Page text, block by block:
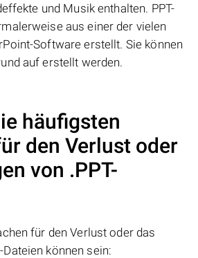
und Musik enthalten. PPT-
aus einer der vielen
Software erstellt. Sie können
auf erstellt werden.
häufigsten
den Verlust oder
von .PPT-
für den Verlust oder das
-Dateien können sein: